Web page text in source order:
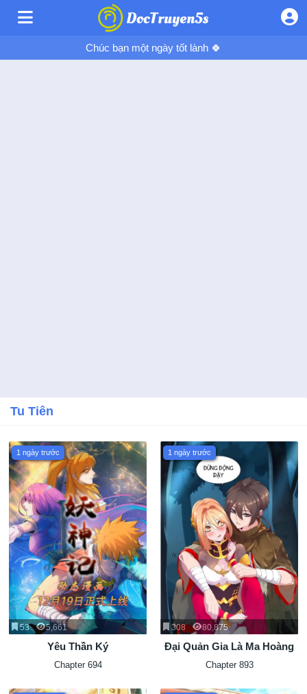
Chúc bạn một ngày tốt lành 🍀
Tu Tiên
1 ngày trước
53 5,661
Yêu Thần Ký
Chapter 694
1 ngày trước
308 80,875
Đại Quản Gia Là Ma Hoàng
Chapter 893